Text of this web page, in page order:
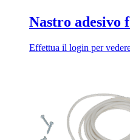
Nastro adesivo
Effettua il login per